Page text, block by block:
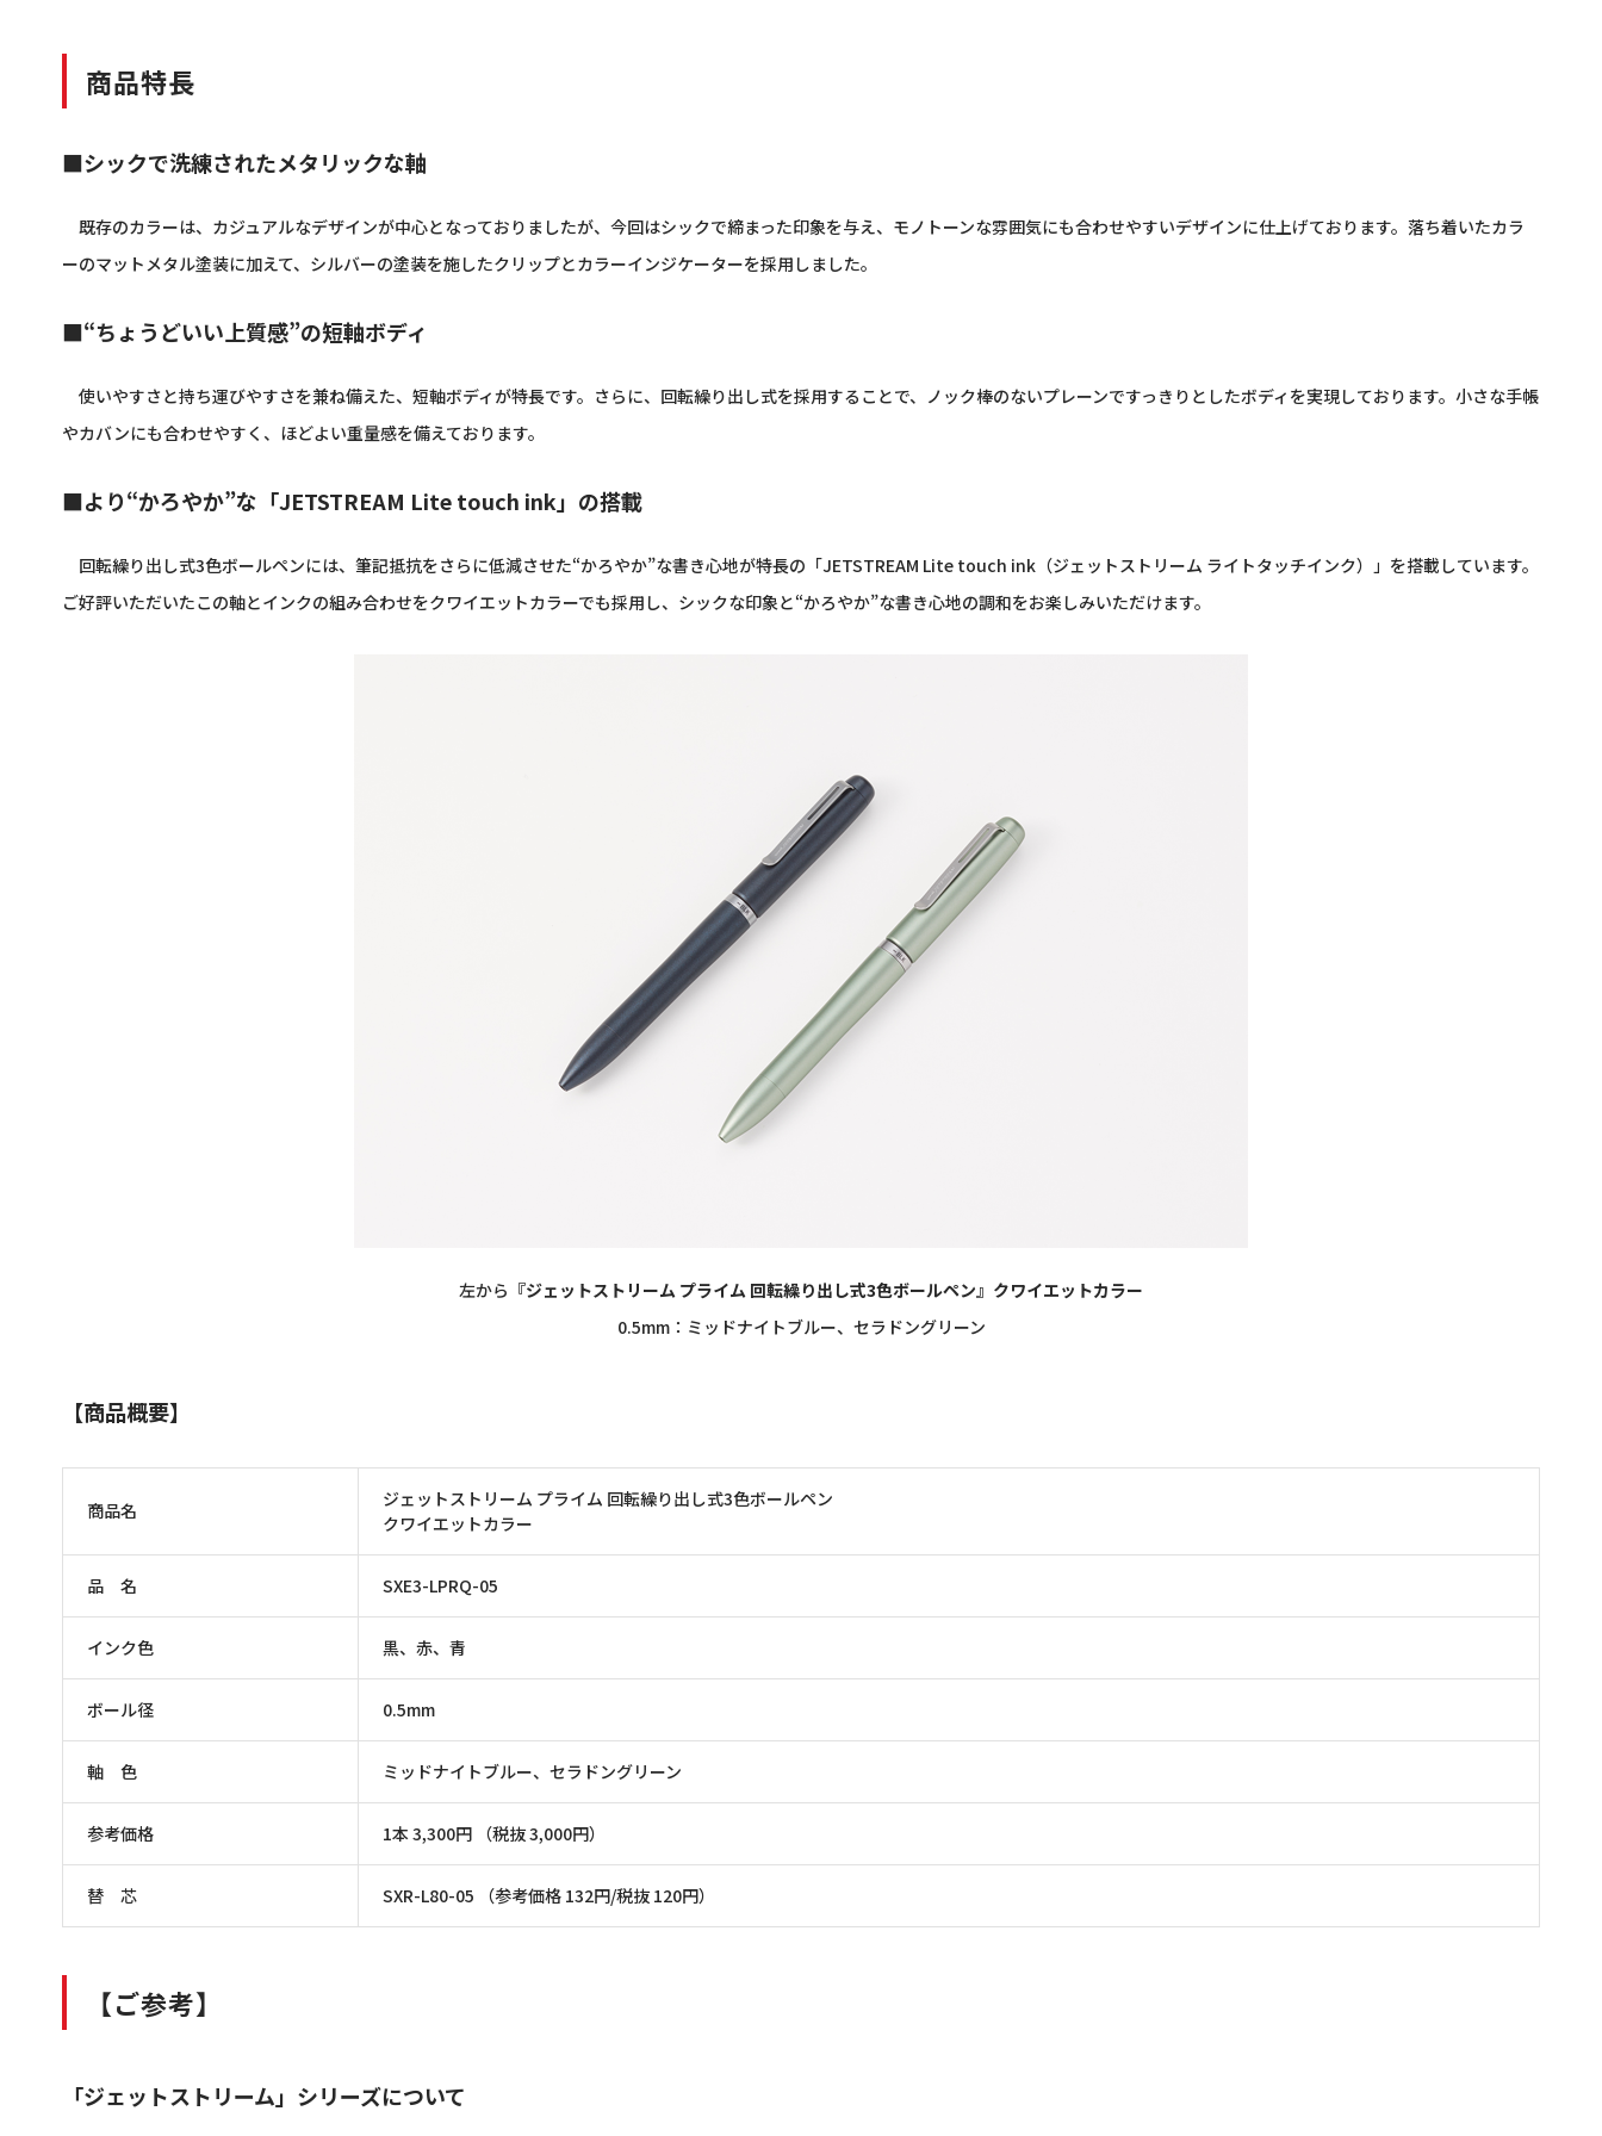
商品特長
■シックで洗練されたメタリックな軸
既存のカラーは、カジュアルなデザインが中心となっておりましたが、今回はシックで締まった印象を与え、モノトーンな雰囲気にも合わせやすいデザインに仕上げております。落ち着いたカラ
ーのマットメタル塗装に加えて、シルバーの塗装を施したクリップとカラーインジケーターを採用しました。
■“ちょうどいい上質感”の短軸ボディ
使いやすさと持ち運びやすさを兼ね備えた、短軸ボディが特長です。さらに、回転繰り出し式を採用することで、ノック棒のないプレーンですっきりとしたボディを実現しております。小さな手帳
やカバンにも合わせやすく、ほどよい重量感を備えております。
■より“かろやか”な「JETSTREAM Lite touch ink」の搭載
回転繰り出し式3色ボールペンには、筆記抵抗をさらに低減させた“かろやか”な書き心地が特長の「JETSTREAM Lite touch ink（ジェットストリーム ライトタッチインク）」を搭載しています。
ご好評いただいたこの軸とインクの組み合わせをクワイエットカラーでも採用し、シックな印象と“かろやか”な書き心地の調和をお楽しみいただけます。
左から 『ジェットストリーム プライム 回転繰り出し式3色ボールペン』クワイエットカラー
0.5mm：ミッドナイトブルー、セラドングリーン
【商品概要】
商品名
ジェットストリーム プライム 回転繰り出し式3色ボールペン
クワイエットカラー
品 名 SXE3-LPRQ-05
インク色 黒、赤、青
ボール径 0.5mm
軸 色 ミッドナイトブルー、セラドングリーン
参考価格 1本3,300円 （税抜3,000円）
替 芯 SXR-L80-05 （参考価格 132円/税抜 120円）
【ご参考】
「ジェットストリーム」シリーズについて